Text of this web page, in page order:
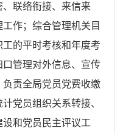
联络衔接、来信来
作；综合管理机关目
的平时考核和年度考
管理对外信息、宣传
责全局党员党费收缴
党员组织关系转接、
和党员民主评议工